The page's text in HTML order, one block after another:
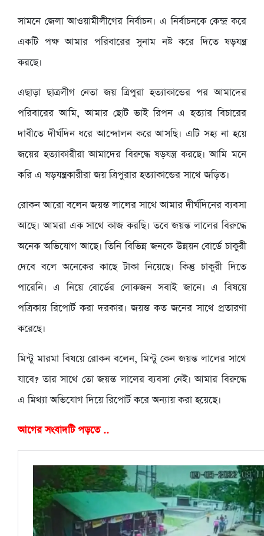
সামনে জেলা আওয়ামীলীগের নির্বাচন। এ নির্বাচনকে কেন্দ্র করে
একটি পক্ষ আমার পরিবারের সুনাম নষ্ট করে দিতে ষড়যন্ত্র
করছে।
এছাড়া ছাত্রলীগ নেতা জয় ত্রিপুরা হত্যাকান্ডের পর আমাদের
পরিবারের আমি, আমার ছোট ভাই রিপন এ হত্যার বিচারের
দাবীতে দীর্ঘদিন ধরে আন্দোলন করে আসছি। এটি সহ্য না হয়ে
জয়ের হত্যাকারীরা আমাদের বিরুদ্ধে ষড়যন্ত্র করছে। আমি মনে
করি এ ষড়যন্ত্রকারীরা জয় ত্রিপুরার হত্যাকান্ডের সাথে জড়িত।
রোকন আরো বলেন জয়ন্ত লালের সাথে আমার দীর্ঘদিনের ব্যবসা
আছে। আমরা এক সাথে কাজ করছি। তবে জয়ন্ত লালের বিরুদ্ধে
অনেক অভিযোগ আছে। তিনি বিভিন্ন জনকে উন্নয়ন বোর্ডে চাকুরী
দেবে বলে অনেকের কাছে টাকা নিয়েছে। কিন্তু চাকুরী দিতে
পারেনি। এ নিয়ে বোর্ডের লোকজন সবাই জানে। এ বিষয়ে
পত্রিকায় রিপোর্ট করা দরকার। জয়ন্ত কত জনের সাথে প্রতারণা
করেছে।
মিন্টু মারমা বিষয়ে রোকন বলেন, মিন্টু কেন জয়ন্ত লালের সাথে
যাবে? তার সাথে তো জয়ন্ত লালের ব্যবসা নেই। আমার বিরুদ্ধে
এ মিথ্যা অভিযোগ দিয়ে রিপোর্ট করে অন্যায় করা হয়েছে।
আগের সংবাদটি পড়তে ..